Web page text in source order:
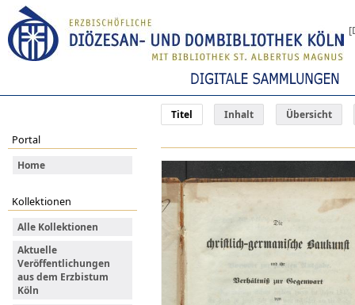
Titel Inhalt Übersicht
Portal
Home
Kollektionen
Alle Kollektionen
Aktuelle
Veröffentlichungen
aus dem Erzbistum
Köln